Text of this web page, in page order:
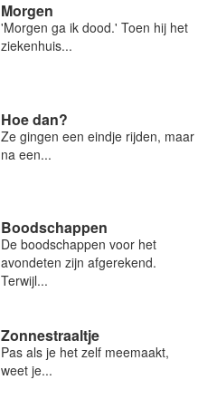
Morgen
'Morgen ga ik dood.' Toen hij het
ziekenhuis...
Hoe dan?
Ze gingen een eindje rijden, maar
na een...
Boodschappen
De boodschappen voor het
avondeten zijn afgerekend.
Terwijl...
Zonnestraaltje
Pas als je het zelf meemaakt,
weet je...